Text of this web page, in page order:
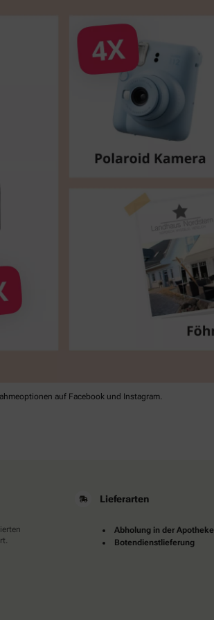
auf Facebook und Instagram.
Lieferarten
Abholung in der Apotheke
Botendienstlieferung